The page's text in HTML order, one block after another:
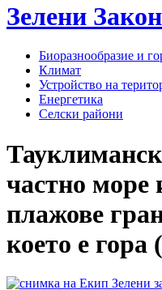
Зелени
Биоразнообразие и
Климат
Устройство на
Енергетика
Селски райони
частно море
плажове
което е гора